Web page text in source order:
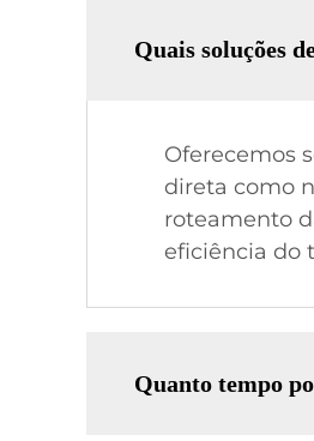
Quais soluções
Oferecemos
direta como
roteamento
eficiência do
Quanto tempo